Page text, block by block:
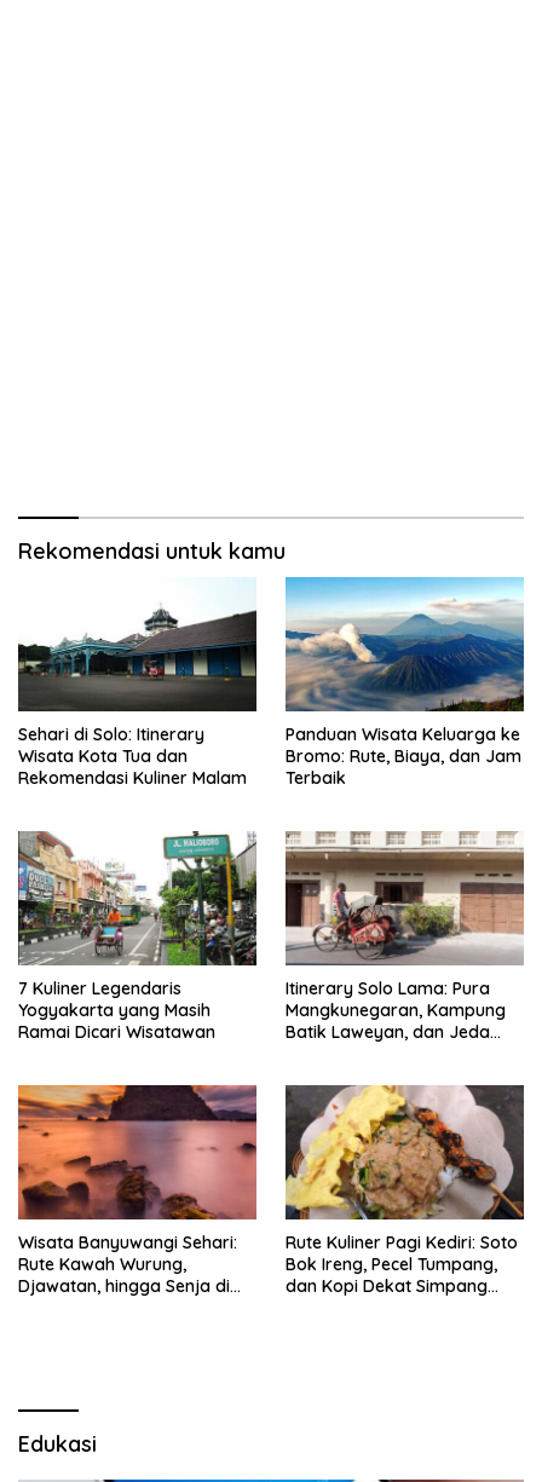
Rekomendasi untuk kamu
Sehari di Solo: Itinerary
Wisata Kota Tua dan
Rekomendasi Kuliner Malam
Panduan Wisata Keluarga ke
Bromo: Rute, Biaya, dan Jam
Terbaik
7 Kuliner Legendaris
Yogyakarta yang Masih
Ramai Dicari Wisatawan
Itinerary Solo Lama: Pura
Mangkunegaran, Kampung
Batik Laweyan, dan Jeda
Wisata Banyuwangi Sehari:
Rute Kawah Wurung,
Djawatan, hingga Senja di
Rute Kuliner Pagi Kediri: Soto
Bok Ireng, Pecel Tumpang,
dan Kopi Dekat Simpang
Edukasi